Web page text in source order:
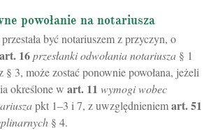
powołanie na notariusza
być notariuszem z przyczyn, o
art. 16przesłanki odwołania notariusza § 1
3, może zostać ponownie powołana, jeżeli
określone w art. 11 wymogi wobec
pkt 1–3 i 7, z uwzględnieniemart.51
§ 4.